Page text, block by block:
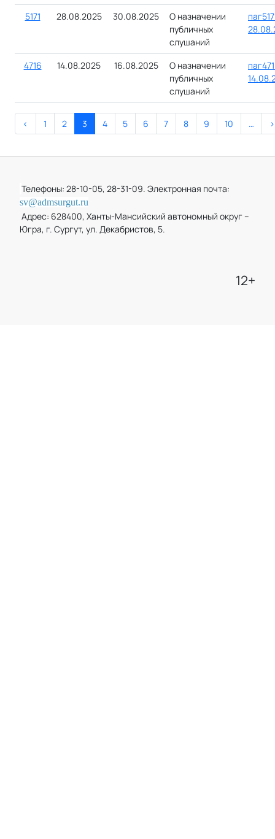
5171 28.08.2025 30.08.2025
О назначении
публичных
слушаний
4716 14.08.2025 16.08.2025
О назначении
публичных
слушаний
< 1 2 3 4 5 6 7 8 9 10 … >
Телефоны: 28-10-05, 28-31-09. Электронная почта:
sv@admsurgut.ru
Адрес: 628400, Ханты-Мансийский автономный округ –
Югра, г. Сургут, ул. Декабристов, 5.
12+